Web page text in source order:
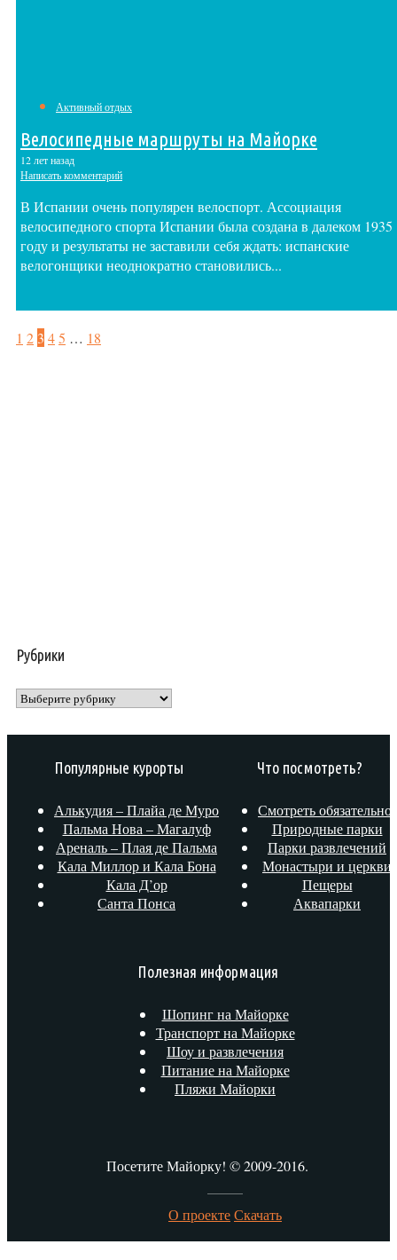
Активный отдых
Велосипедные маршруты на Майорке
12 лет назад
Написать комментарий
В Испании очень популярен велоспорт. Ассоциация
велосипедного спорта Испании была создана в далеком 1935
году и результаты не заставили себя ждать: испанские
велогонщики неоднократно становились...
1 2 3 45 … 18
Рубрики
Рубрики
Популярные курорты
Алькудия – Плайа де Муро
Пальма Нова – Магалуф
Ареналь – Плая де Пальма
Кала Миллор и Кала Бона
Кала Д’ор
Санта Понса
Что посмотреть?
Смотреть обязательно!
Природные парки
Парки развлечений
Монастыри и церкви
Пещеры
Аквапарки
Полезная информация
Шопинг на Майорке
Транспорт на Майорке
Шоу и развлечения
Питание на Майорке
Пляжи Майорки
Посетите Майорку! © 2009-2016.
О проектеСкачать